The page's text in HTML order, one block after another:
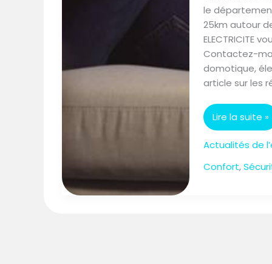
le
25km autour
ELECTRICITE
Contactez-
domotique,
article sur les
Lire la suite »
Actualités de
Confort,